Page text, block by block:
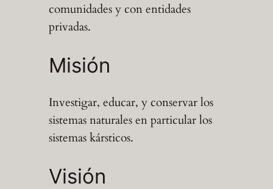
comunidades y con entidades
privadas.
Misión
Investigar, educar, y conservar los
sistemas naturales en particular los
sistemas kársticos.
Visión